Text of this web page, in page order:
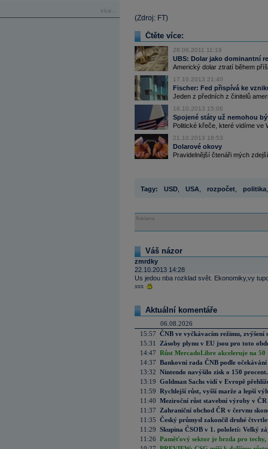
více...
(Zdroj: FT)
Čtěte více:
28.06.2011 11:19
UBS: Dolar jako dominantní
Americký dolar ztratí během
17.10.2013 21:40
Fischer: Fed přispívá ke
Jeden z předních z činitelů
18.10.2013 15:06
Spojené státy už nemohou
Politické křeče, které vidíme ve
21.10.2013 18:53
Dolarové okovy
Pravidelnější čtenáři mých
Tagy: USD USA rozpočet politika
Reklama
Váš názor
zmrdky
22.10.2013 14:28
Us jedou nba rozklad svět. Ekonomiky,vy
sss
Aktuální komentáře
06.08.2026
15:57 ČNB ve vyčkávacím režimu, zvýšení
15:31
Zásoby plynu v EU jsou pro toto
14:47 Růst MercadoLibre akceleruje na
14:37 Bankovní rada ČNB podle
13:32 Nintendo navýšilo zisk o 150
13:19 Goldman Sachs vidí v Evropě
11:59 Rychlejší růst, vyšší marže a lepší
11:40 Meziroční růst stavební výroby v
11:37
Zahraniční obchod ČR v červnu
11:35 Český průmysl zakončil druhé
11:29 Skupina ČSOB v 1. pololetí: Velký
11:26 Paměťový sektor je brzda pro techy,